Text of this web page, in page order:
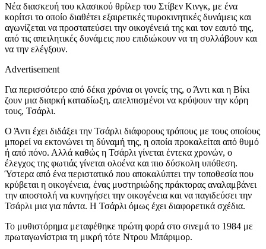
Νέα διασκευή του κλασικού θρίλερ του Στίβεν Κινγκ, με ένα
κορίτσι το οποίο διαθέτει εξαιρετικές πυροκινητικές δυνάμεις και
αγωνίζεται να προστατεύσει την οικογένειά της και τον εαυτό της,
από τις απειλητικές δυνάμεις που επιδιώκουν να τη συλλάβουν και
να την ελέγξουν.
Advertisement
Για περισσότερο από δέκα χρόνια οι γονείς της, ο Άντι και η Βίκι
ζουν μια διαρκή καταδίωξη, απελπισμένοι να κρύψουν την κόρη
τους, Τσάρλι.
Ο Άντι έχει διδάξει την Τσάρλι διάφορους τρόπους με τους οποίους
μπορεί να εκτονώνει τη δύναμή της, η οποία προκαλείται από θυμό
ή από πόνο. Αλλά καθώς η Τσάρλι γίνεται έντεκα χρονών, ο
έλεγχος της φωτιάς γίνεται ολοένα και πιο δύσκολη υπόθεση.
Ύστερα από ένα περιστατικό που αποκαλύπτει την τοποθεσία που
κρύβεται η οικογένεια, ένας μυστηριώδης πράκτορας αναλαμβάνει
την αποστολή να κυνηγήσει την οικογένεια και να παγιδεύσει την
Τσάρλι μια για πάντα. Η Τσάρλι όμως έχει διαφορετικά σχέδια.
Το μυθιστόρημα μεταφέθηκε πρώτη φορά στο σινεμά το 1984 με
πρωταγωνίστρια τη μικρή τότε Ντρου Μπάριμορ.